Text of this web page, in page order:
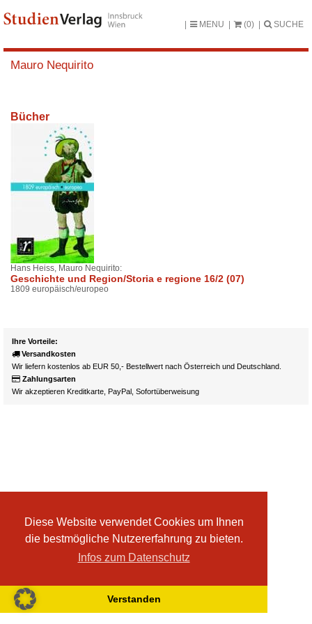
Diese Website verwendet Cookies um Ihnen
die bestmögliche Nutzererfahrung zu bieten.
Infos zum Datenschutz
Verstanden
MENU (0) SUCHE
Mauro Nequirito
Bücher
Hans Heiss, Mauro Nequirito:
Geschichte und Region/Storia e regione 16/2 (07)
1809 europäisch/europeo
Ihre Vorteile:
Versandkosten
Wir liefern kostenlos ab EUR 50,- Bestellwert nach Österreich und Deutschland.
Zahlungsarten
Wir akzeptieren Kreditkarte, PayPal, Sofortüberweisung